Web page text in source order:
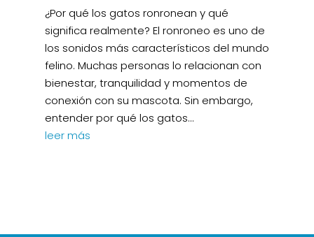
¿Por qué los gatos ronronean y qué
significa realmente? El ronroneo es uno de
los sonidos más característicos del mundo
felino. Muchas personas lo relacionan con
bienestar, tranquilidad y momentos de
conexión con su mascota. Sin embargo,
entender por qué los gatos...
leer más